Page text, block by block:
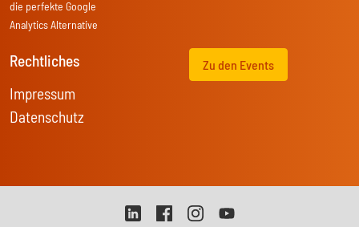
die perfekte Google
Analytics Alternative
Rechtliches
Impressum
Datenschutz
Zu den Events